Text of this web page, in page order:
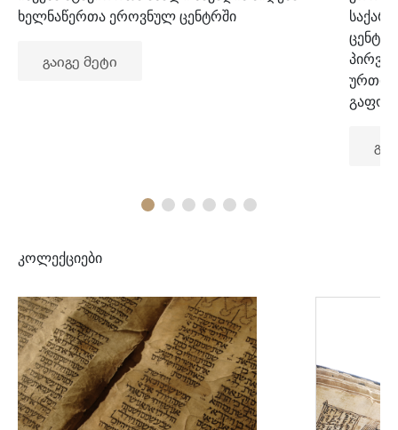
ხელნაწერთა ეროვნულ ცენტრში
გაიგე მეტი
კოლექციები